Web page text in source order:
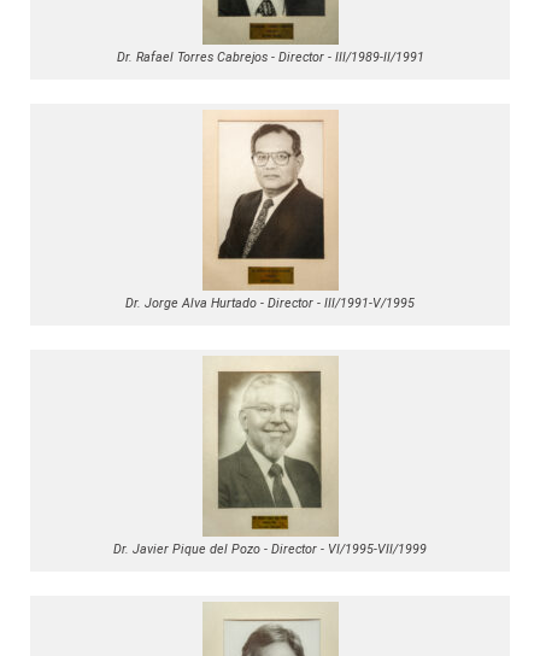
Dr. Rafael Torres Cabrejos - Director - III/1989-II/1991
Dr. Jorge Alva Hurtado - Director - III/1991-V/1995
Dr. Javier Pique del Pozo - Director - VI/1995-VII/1999